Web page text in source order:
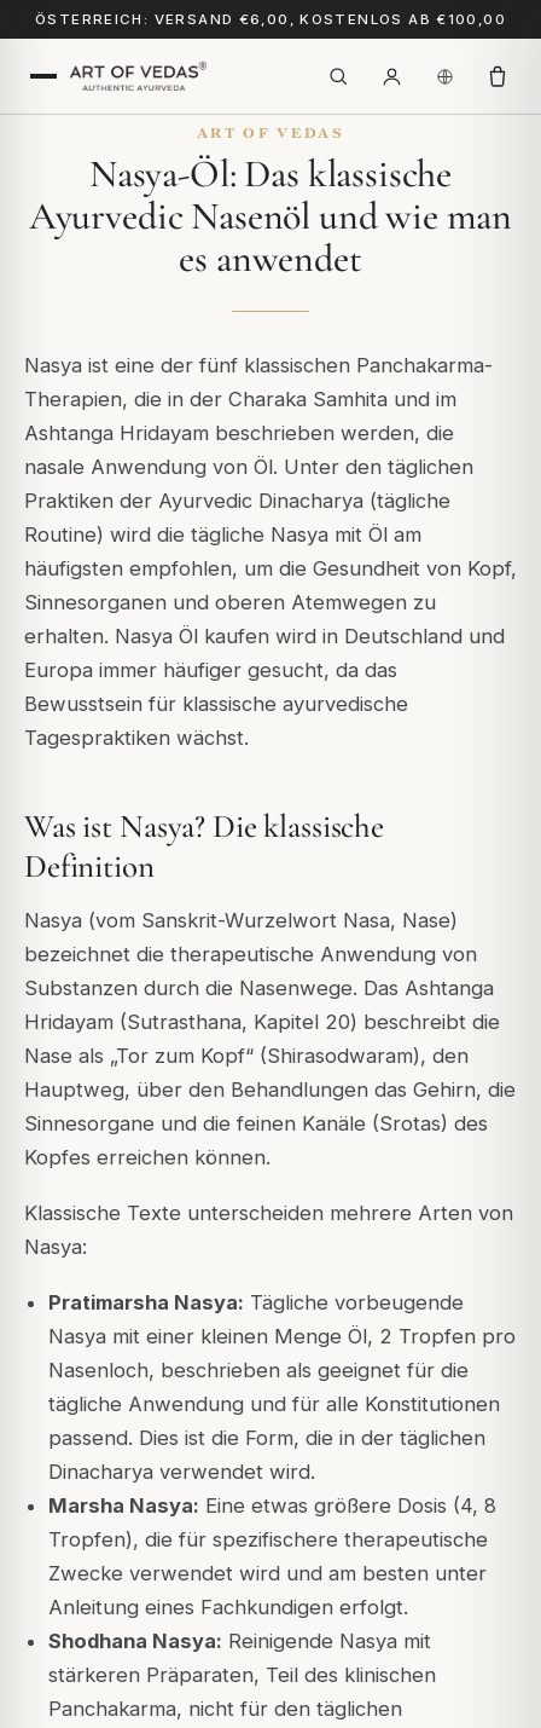
ÖSTERREICH: VERSAND €6,00, KOSTENLOS AB €100,00
ART OF VEDAS
Nasya-Öl: Das klassische
Ayurvedic Nasenöl und wie man
es anwendet
Nasya ist eine der fünf klassischen Panchakarma-
Therapien, die in der Charaka Samhita und im
Ashtanga Hridayam beschrieben werden, die
nasale Anwendung von Öl. Unter den täglichen
Praktiken der Ayurvedic Dinacharya (tägliche
Routine) wird die tägliche Nasya mit Öl am
häufigsten empfohlen, um die Gesundheit von Kopf,
Sinnesorganen und oberen Atemwegen zu
erhalten. Nasya Öl kaufen wird in Deutschland und
Europa immer häufiger gesucht, da das
Bewusstsein für klassische ayurvedische
Tagespraktiken wächst.
Was ist Nasya? Die klassische
Definition
Nasya (vom Sanskrit-Wurzelwort Nasa, Nase)
bezeichnet die therapeutische Anwendung von
Substanzen durch die Nasenwege. Das Ashtanga
Hridayam (Sutrasthana, Kapitel 20) beschreibt die
Nase als „Tor zum Kopf“ (Shirasodwaram), den
Hauptweg, über den Behandlungen das Gehirn, die
Sinnesorgane und die feinen Kanäle (Srotas) des
Kopfes erreichen können.
Klassische Texte unterscheiden mehrere Arten von
Nasya:
Pratimarsha Nasya: Tägliche vorbeugende
Nasya mit einer kleinen Menge Öl, 2 Tropfen pro
Nasenloch, beschrieben als geeignet für die
tägliche Anwendung und für alle Konstitutionen
passend. Dies ist die Form, die in der täglichen
Dinacharya verwendet wird.
Marsha Nasya: Eine etwas größere Dosis (4, 8
Tropfen), die für spezifischere therapeutische
Zwecke verwendet wird und am besten unter
Anleitung eines Fachkundigen erfolgt.
Shodhana Nasya: Reinigende Nasya mit
stärkeren Präparaten, Teil des klinischen
Panchakarma, nicht für den täglichen